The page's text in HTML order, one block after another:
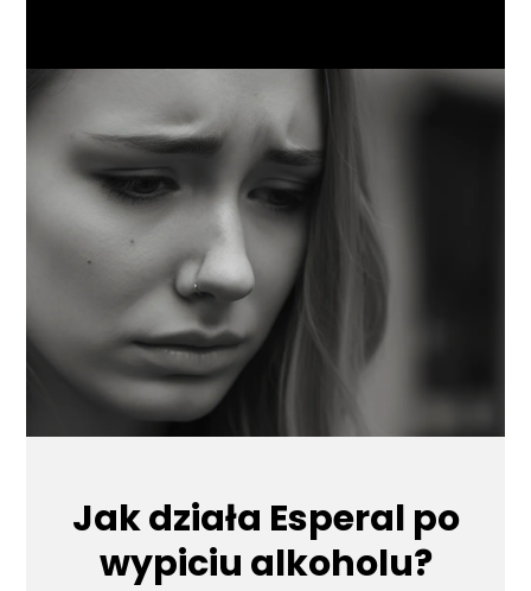
Jak działa Esperal po
wypiciu alkoholu?